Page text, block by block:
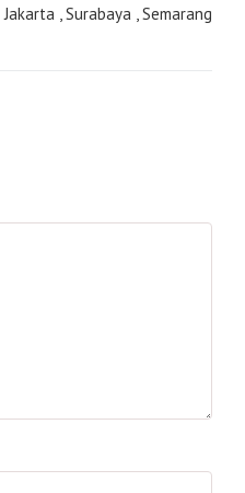
Jakarta , Surabaya , Semarang